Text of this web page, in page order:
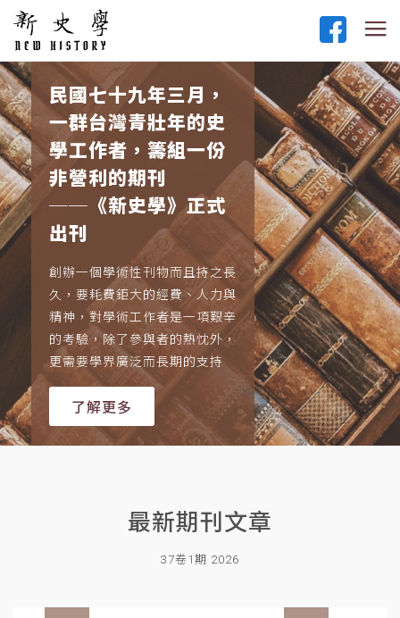
民國七十九年三月，
一群台灣青壯年的史
學工作者，籌組一份
非營利的期刊
──《新史學》正式
出刊
創辦一個學術性刊物而且持之長
久，要耗費鉅大的經費、人力與
精神，對學術工作者是一項艱辛
的考驗，除了參與者的熱忱外，
更需要學界廣泛而長期的支持
了解更多
最新期刊文章
37卷1期 2026